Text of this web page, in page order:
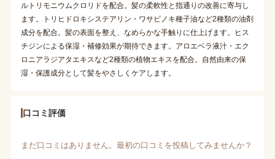
ルトリモニウムクロリドを配合。髪の柔軟性と指通りの改善に寄与し
ます。トリヒドロキシステアリン・ワサビノキ種子油など2種類の油剤
成分を配合。髪の表面を整え、なめらかな手触りに仕上げます。ヒス
チジンによる保湿・補修効果が期待できます。アロエベラ液汁・エク
ロニアラジアタエキスなど2種類の植物エキスを配合。自然由来の保
湿・保護成分として髪をやさしくケアします。
口コミ評価
まだ口コミはありません。最初の口コミを投稿してみませんか？